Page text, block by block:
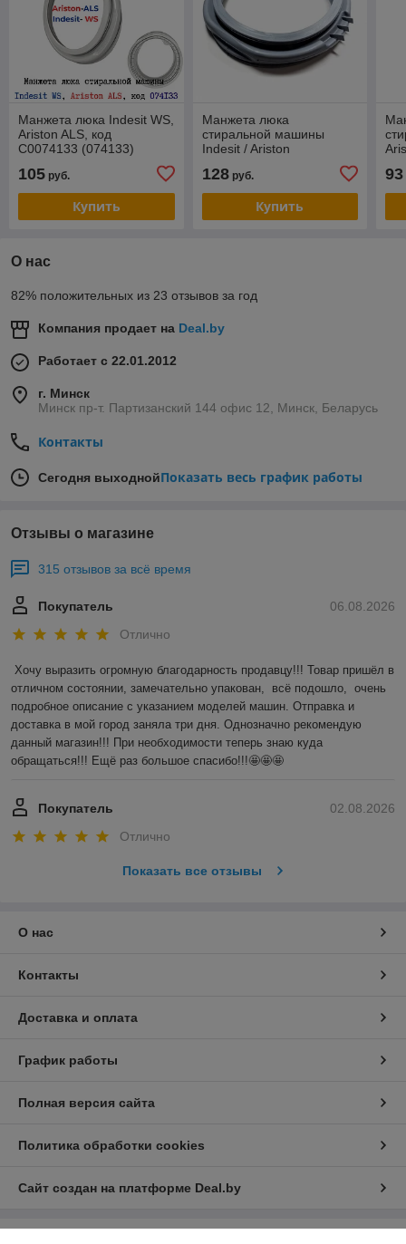
Манжета люка Indesit WS,
Ariston ALS, код
C0074133 (074133)
105 руб.
Купить
Манжета люка
стиральной машины
Indesit / Ariston
128руб.
Купить
93
О нас
82% положительных из 23 отзывов за год
Компания продает на Deal.by
Работает с 22.01.2012
г. Минск
Минск пр-т. Партизанский 144 офис 12, Минск, Беларусь
Контакты
Сегодня выходнойПоказать весь график работы
Отзывы о магазине
315 отзывов за всё время
06.08.2026
Покупатель
Отлично
Хочу выразить огромную благодарность продавцу!!! Товар пришёл в
отличном состоянии, замечательно упакован,  всё подошло,  очень
подробное описание с указанием моделей машин. Отправка и
доставка в мой город заняла три дня. Однозначно рекомендую
данный магазин!!! При необходимости теперь знаю куда
обращаться!!! Ещё раз большое спасибо!!!🤩🤩🤩
02.08.2026
Покупатель
Отлично
Показать все отзывы
О нас
Контакты
Доставка и оплата
График работы
Полная версия сайта
Политика обработки cookies
Сайт создан на платформе Deal.by